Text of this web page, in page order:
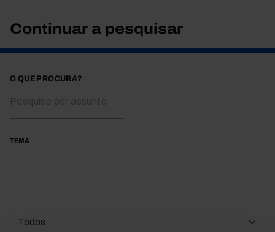
Continuar a pesquisar
O QUE PROCURA?
TEMA